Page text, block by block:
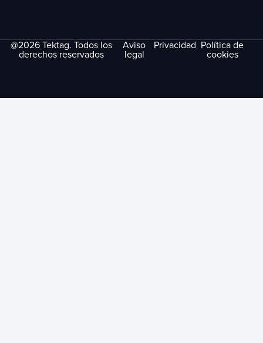
@2026 Tektag. Todos los
derechos reservados
Aviso
legal
Privacidad Política de
cookies